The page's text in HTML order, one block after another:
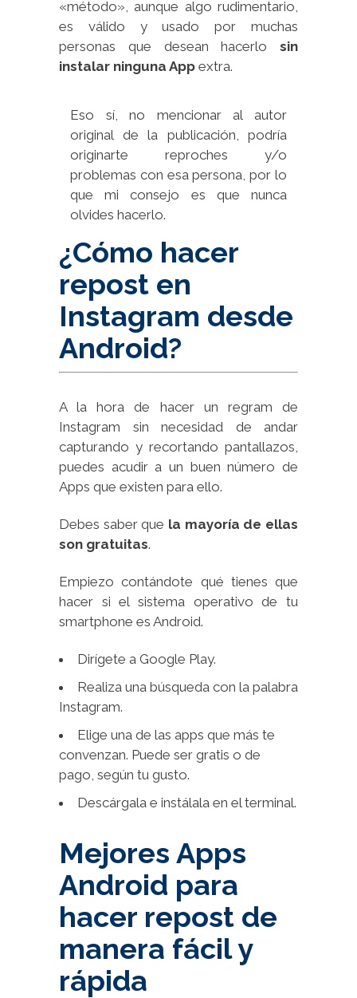
«método», aunque algo rudimentario,
es válido y usado por muchas
personas que desean hacerlo sin
instalar ninguna App extra.
Eso sí, no mencionar al autor
original de la publicación, podría
originarte reproches y/o
problemas con esa persona, por lo
que mi consejo es que nunca
olvides hacerlo.
¿Cómo hacer
repost en
Instagram desde
Android?
A la hora de hacer un regram de
Instagram sin necesidad de andar
capturando y recortando pantallazos,
puedes acudir a un buen número de
Apps que existen para ello.
Debes saber que la mayoría de ellas
son gratuitas.
Empiezo contándote qué tienes que
hacer si el sistema operativo de tu
smartphone es Android.
Dirígete a Google Play.
Realiza una búsqueda con la palabra
Instagram.
Elige una de las apps que más te
convenzan. Puede ser gratis o de
pago, según tu gusto.
Descárgala e instálala en el terminal.
Mejores Apps
Android para
hacer repost de
manera fácil y
rápida